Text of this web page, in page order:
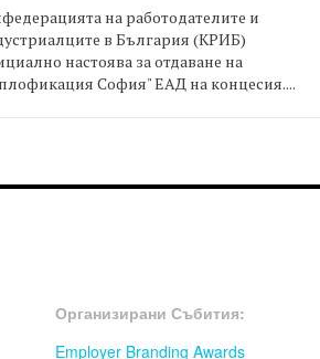
на работодателите и
в България (КРИБ)
настоява за отдаване на
София" ЕАД на концесия....
Организирани Събития:
Employer Branding Awards